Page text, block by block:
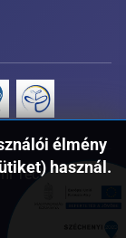
élmény
használ.
Technikum.